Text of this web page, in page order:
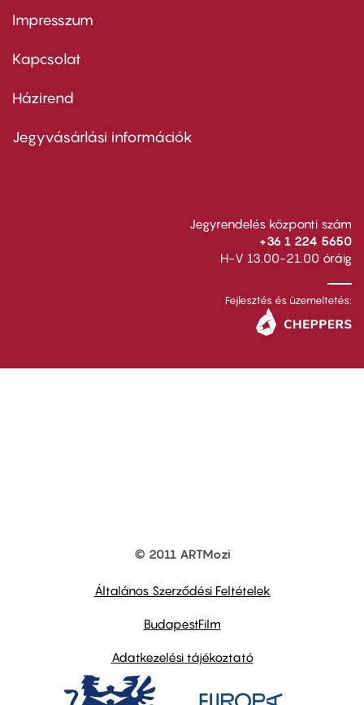
Footer
first
Impresszum
Kapcsolat
Footer
second
Házirend
Jegyvásárlási információk
Jegyrendelés központi szám
+36 1 224 5650
H-V 13.00-21.00 óráig
Fejlesztés és üzemeltetés:
© 2011 ARTMozi
Általános Szerződési Feltételek
BudapestFilm
Adatkezelési tájékoztató